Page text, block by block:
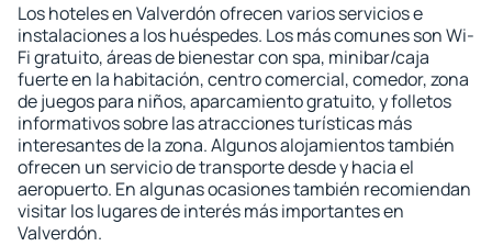
Los hoteles en Valverdón ofrecen varios servicios e
instalaciones a los huéspedes. Los más comunes son Wi-
Fi gratuito, áreas de bienestar con spa, minibar/caja
fuerte en la habitación, centro comercial, comedor, zona
de juegos para niños, aparcamiento gratuito, y folletos
informativos sobre las atracciones turísticas más
interesantes de la zona. Algunos alojamientos también
ofrecen un servicio de transporte desde y hacia el
aeropuerto. En algunas ocasiones también recomiendan
visitar los lugares de interés más importantes en
Valverdón.